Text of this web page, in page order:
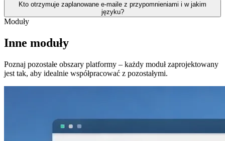
Kto otrzymuje zaplanowane e-maile z przypomnieniami i w jakim
języku?
Moduły
Inne moduły
Poznaj pozostałe obszary platformy – każdy moduł zaprojektowany
jest tak, aby idealnie współpracować z pozostałymi.